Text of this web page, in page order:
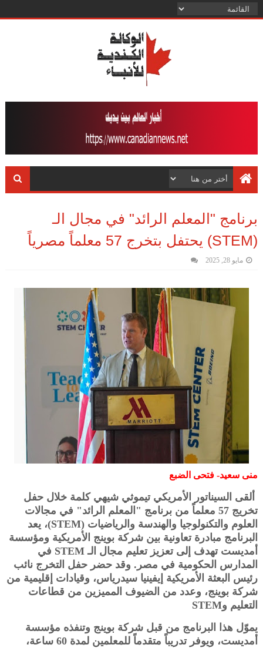
برنامج "المعلم الرائد" في مجال الـ
(STEM) يحتفل بتخرج 57 معلماً مصرياً
مايو 28, 2025
منى سعيد- فتحى الضبع
ألقى السيناتور الأمريكي تيموثي شيهي كلمة خلال حفل
تخريج 57 معلماً من برنامج "المعلم الرائد" في مجالات
العلوم والتكنولوجيا والهندسة والرياضيات (STEM)، يعد
البرنامج مبادرة تعاونية بين شركة بوينج الأمريكية ومؤسسة
أمديست تهدف إلى تعزيز تعليم مجال الـ STEM في
المدارس الحكومية في مصر. وقد حضر حفل التخرج نائب
رئيس البعثة الأمريكية إيفينيا سيدرياس، وقيادات إقليمية من
شركة بوينج، وعدد من الضيوف المميزين من قطاعات
التعليم وSTEM
يموّل هذا البرنامج من قبل شركة بوينج وتنفذه مؤسسة
أمديست، ويوفر تدريباً متقدماً للمعلمين لمدة 60 ساعة،